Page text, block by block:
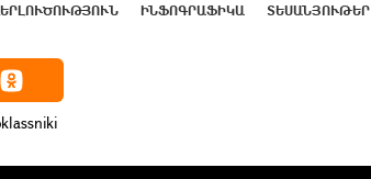
ԻՆՖՈԳՐԱՖԻԿԱ ՏԵՍԱՆՅՈՒԹԵՐ